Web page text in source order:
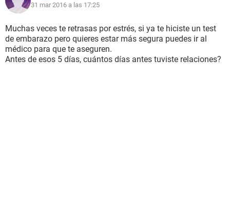
31 mar 2016 a las 17:25
Muchas veces te retrasas por estrés, si ya te hiciste un test
de embarazo pero quieres estar más segura puedes ir al
médico para que te aseguren.
Antes de esos 5 días, cuántos días antes tuviste relaciones?